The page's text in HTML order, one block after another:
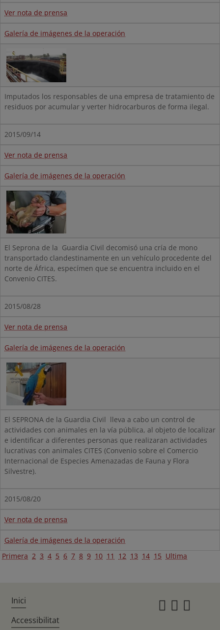
Ver nota de prensa
Galería de imágenes de la operación
Imputados los responsables de una empresa de tratamiento de
residuos por acumular y verter hidrocarburos de forma ilegal.
2015/09/14
Ver nota de prensa
Galería de imágenes de la operación
El Seprona de la Guardia Civil decomisó una cría de mono
transportado clandestinamente en un vehículo procedente del
norte de África, especímen que se encuentra incluido en el
Convenio CITES.
2015/08/28
Ver nota de prensa
Galería de imágenes de la operación
El SEPRONA de la Guardia Civil lleva a cabo un control de
actividades con animales en la vía pública, al objeto de localizar
e identificar a diferentes personas que realizaran actividades
lucrativas con animales CITES (Convenio sobre el Comercio
Internacional de Especies Amenazadas de Fauna y Flora
Silvestre).
2015/08/20
Ver nota de prensa
Galería de imágenes de la operación
Primera 2 3 4 5 6 7 8 9 10 11 12 13 14 15 Ultima
Inici
Accessibilitat